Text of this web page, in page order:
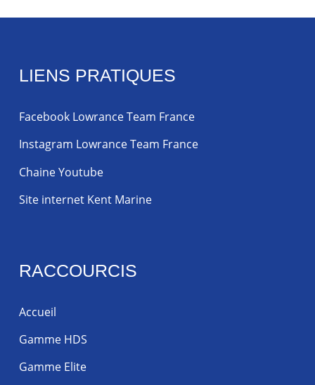
LIENS PRATIQUES
Facebook Lowrance Team France
Instagram Lowrance Team France
Chaine Youtube
Site internet Kent Marine
RACCOURCIS
Accueil
Gamme HDS
Gamme Elite